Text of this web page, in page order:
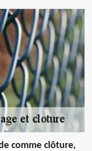
comme clôture,